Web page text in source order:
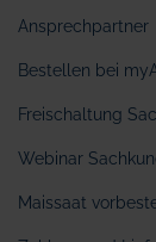
Ansprechpartner
Bestellen bei
Freischaltung
Webinar
Maissaat